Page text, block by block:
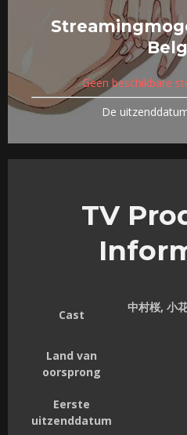
Geen beschikbare
De
TV
Cast
中村桜, 小
Land van
oorsprong
Eerste
uitzenddatum